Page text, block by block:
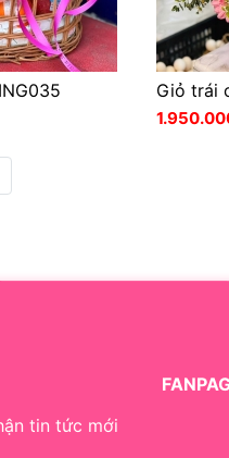
Giỏ trái
tin tức mới